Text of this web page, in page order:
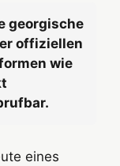
georgische
offiziellen
wie
eines